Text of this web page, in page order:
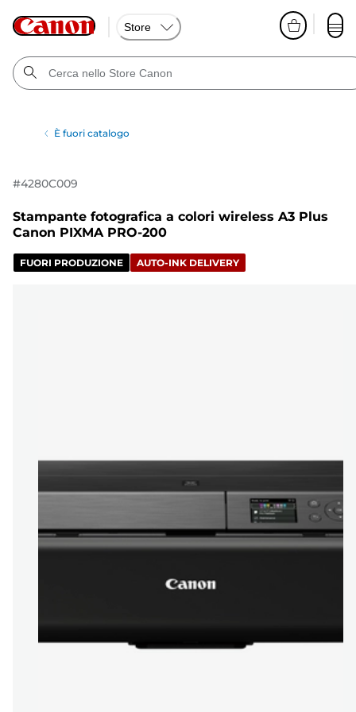
Store
È fuori catalogo
#4280C009
Stampante fotografica a colori wireless A3 Plus
Canon PIXMA PRO-200
FUORI PRODUZIONE AUTO-INK DELIVERY